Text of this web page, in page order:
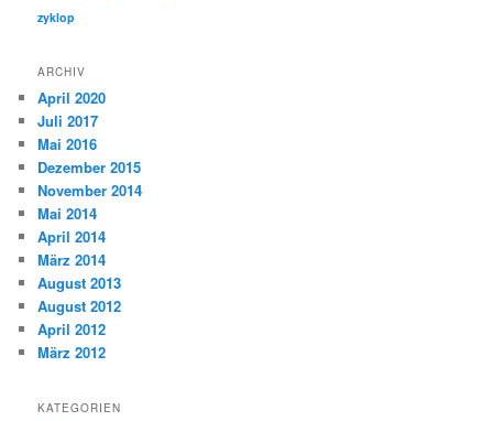
zyklop
ARCHIV
April 2020
Juli 2017
Mai 2016
Dezember 2015
November 2014
Mai 2014
April 2014
März 2014
August 2013
August 2012
April 2012
März 2012
KATEGORIEN